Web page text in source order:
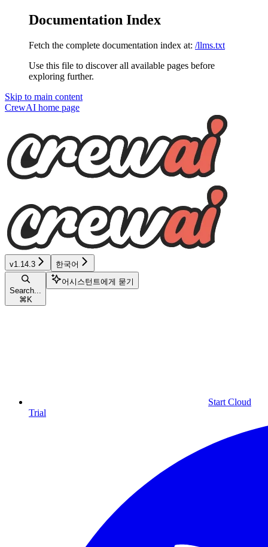
Documentation Index
Fetch the complete documentation index at: /llms.txt
Use this file to discover all available pages before
exploring further.
Skip to main content
CrewAI home page
v1.14.3 한국어
Search...
⌘ K
어시스턴트에게 묻기
Start Cloud
Trial